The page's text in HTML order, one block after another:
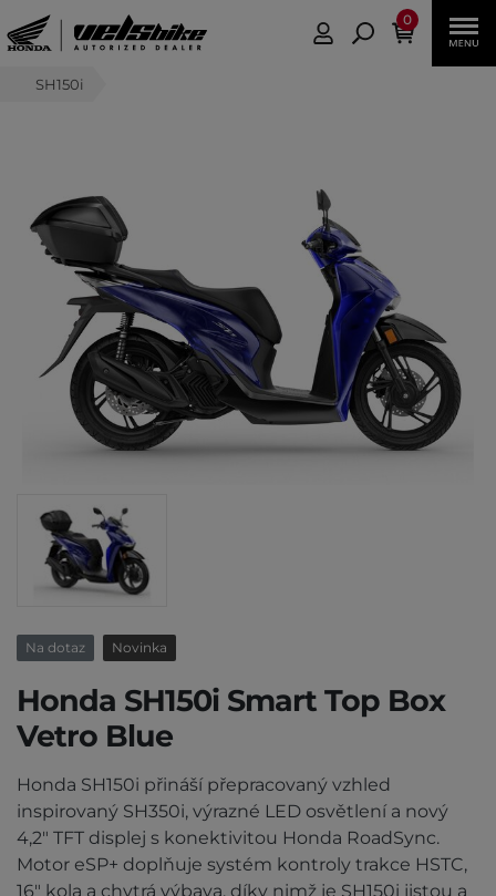
0
SH150i
Na dotaz Novinka
Honda SH150i Smart Top Box
Vetro Blue
Honda SH150i přináší přepracovaný vzhled
inspirovaný SH350i, výrazné LED osvětlení a nový
4,2" TFT displej s konektivitou Honda RoadSync.
Motor eSP+ doplňuje systém kontroly trakce HSTC,
16" kola a chytrá výbava, díky nimž je SH150i jistou a